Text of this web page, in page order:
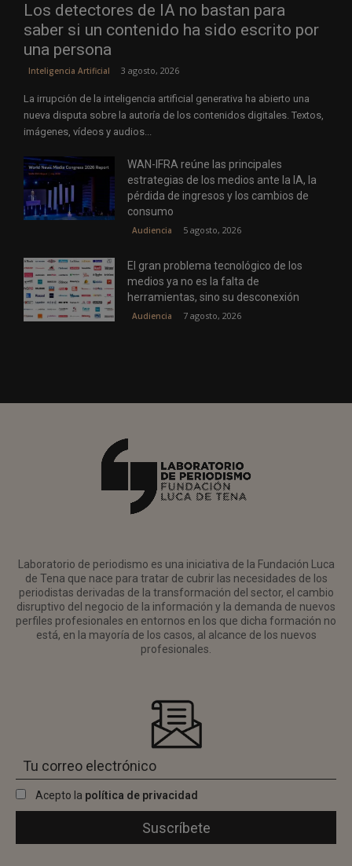
Los detectores de IA no bastan para
saber si un contenido ha sido escrito por
una persona
Inteligencia Artificial 3 agosto, 2026
La irrupción de la inteligencia artificial generativa ha abierto una
nueva disputa sobre la autoría de los contenidos digitales. Textos,
imágenes, vídeos y audios...
WAN-IFRA reúne las principales
estrategias de los medios ante la IA, la
pérdida de ingresos y los cambios de
consumo
Audiencia 5 agosto, 2026
El gran problema tecnológico de los
medios ya no es la falta de
herramientas, sino su desconexión
Audiencia 7 agosto, 2026
Laboratorio de periodismo es una iniciativa de la Fundación Luca
de Tena que nace para tratar de cubrir las necesidades de los
periodistas derivadas de la transformación del sector, el cambio
disruptivo del negocio de la información y la demanda de nuevos
perfiles profesionales en entornos en los que dicha formación no
está, en la mayoría de los casos, al alcance de los nuevos
profesionales.
Acepto la política de privacidad